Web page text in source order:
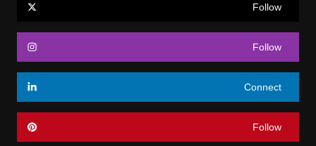
Follow
Follow
Connect
Follow